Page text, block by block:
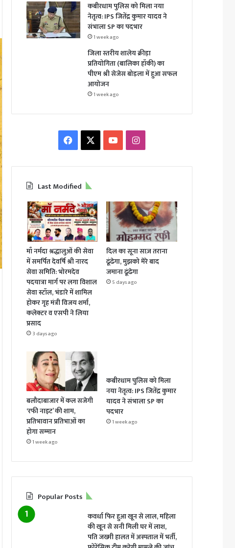
कबीरधाम पुलिस को मिला नया
नेतृत्व: IPS जितेंद्र कुमार यादव ने
संभाला SP का पदभार
1 week ago
जिला स्तरीय शालेय क्रीड़ा
प्रतियोगिता (बालिका हॉकी) का
पीएम श्री सेजेस बोड़ला में हुआ सफल
आयोजन
1 week ago
Facebook YouTubeInstagram
Last Modified
माँ नर्मदा श्रद्धालुओं की सेवा
में समर्पित देवर्षि श्री नारद
सेवा समिति: भोरमदेव
पदयात्रा मार्ग पर लगा विशाल
सेवा स्टॉल, भंडारे में शामिल
होकर गृह मंत्री विजय शर्मा,
कलेक्टर व एसपी ने लिया
प्रसाद
3 days ago
दिल का सूना साज़ तराना
ढूंढेगा, मुझको मेरे बाद
जमाना ढूंढेगा
5 days ago
बलौदाबाजार में कल सजेगी
‘रफी नाइट’ की शाम,
प्रतिभावान प्रतिभाओं का
होगा सम्मान
1 week ago
कबीरधाम पुलिस को मिला
नया नेतृत्व: IPS जितेंद्र कुमार
यादव ने संभाला SP का
पदभार
1 week ago
Popular Posts
कवर्धा फिर हुआ खून से लाल, महिला
की खून से सनी मिली घर में लाश,
पति जख्मी हालत में अस्पताल में भर्ती,